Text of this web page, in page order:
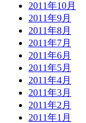
2011年10月
2011年9月
2011年8月
2011年7月
2011年6月
2011年5月
2011年4月
2011年3月
2011年2月
2011年1月